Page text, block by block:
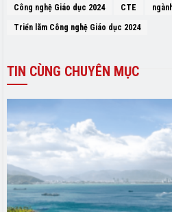
Công nghệ Giáo dục 2024 CTE
Triển lãm Công nghệ Giáo dục 2024
TIN CÙNG CHUYÊN MỤC